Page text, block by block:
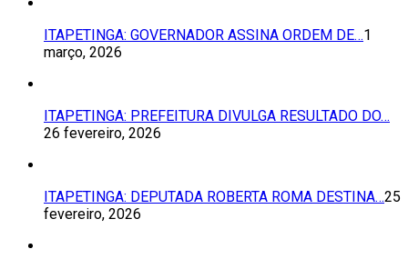
ITAPETINGA: GOVERNADOR ASSINA ORDEM DE…1
março, 2026
ITAPETINGA: PREFEITURA DIVULGA RESULTADO DO…
26 fevereiro, 2026
ITAPETINGA: DEPUTADA ROBERTA ROMA DESTINA…25
fevereiro, 2026